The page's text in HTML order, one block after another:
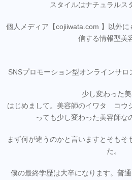
スタイルはナチュラルス
個人メディア【cojiiwata.com 】以外
信する情報型美
SNSプロモーション型オンラインサロ
少し変わった
はじめまして。美容師のイワタ コウ
っても少し変わった美容師な
まず何が違うのかと言いますとそもそ
た。
僕の最終学歴は大卒になります。普